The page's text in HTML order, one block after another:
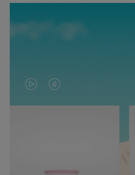
DAS
VIDEO
VIDEO
IST